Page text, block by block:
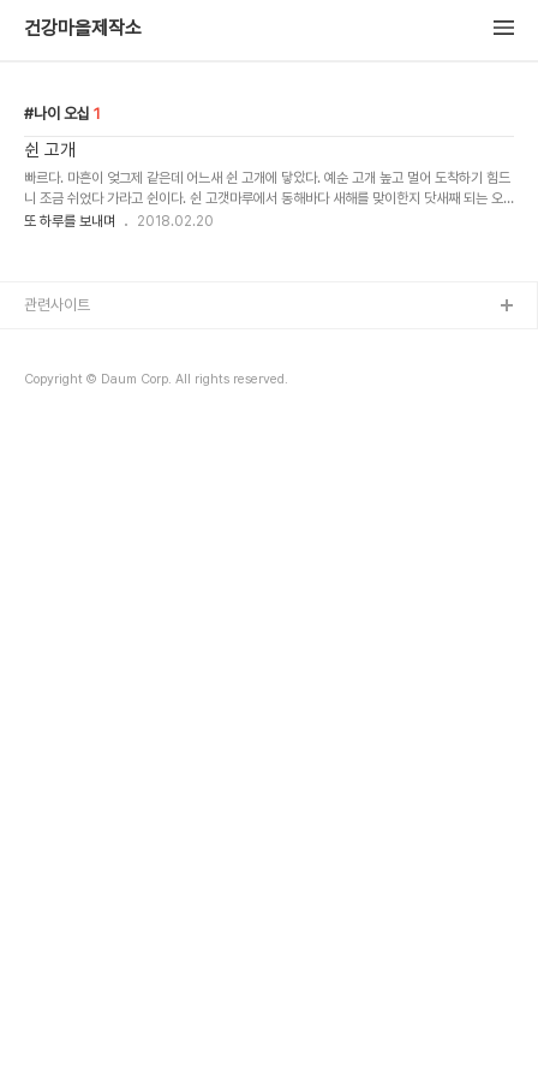
건강마을제작소
나이 오십 1
쉰 고개
빠르다. 마흔이 엊그제 같은데 어느새 쉰 고개에 닿았다. 예순 고개 높고 멀어 도착하기 힘드
니 조금 쉬었다 가라고 쉰이다. 쉰 고갯마루에서 동해바다 새해를 맞이한지 닷새째 되는 오
늘. 잠시 쉬었다 가던 길 계속 가야 하는데 그냥 털석 주저앉아 더는 못 가겠다고 친구 한놈이
또 하루를 보내며 2018.02.20
Copyright © Daum Corp. All rights reserved.
관련사이트